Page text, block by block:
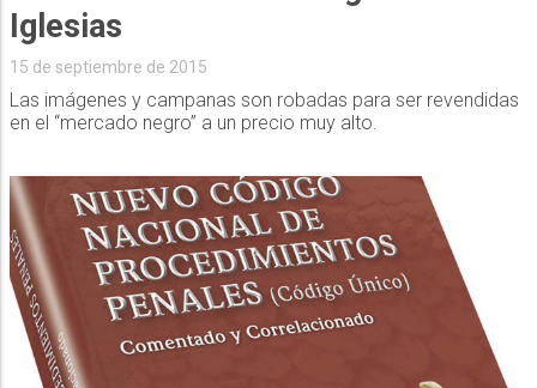
Iglesias
15 de septiembre de 2015
Las imágenes y campanas son robadas para ser revendidas
en el “mercado negro” a un precio muy alto.